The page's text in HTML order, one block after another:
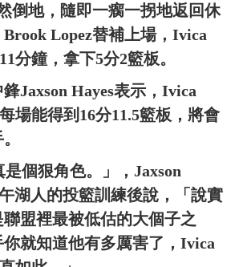
倒地，隨即一瘸一拐地返回休
Lopez替補上場，Ivica
分鐘，拿下5分2籃板。
Jaxson Hayes表示，Ivica
場能得到16分11.5籃板，將會
是個狠角色。」，Jaxson
湖人的投籃訓練後說，「說實
盟裡最被低估的大個子之
就知道他有多厲害了，Ivica